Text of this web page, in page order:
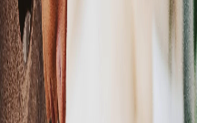
SOLICITE INFORMAÇÕES